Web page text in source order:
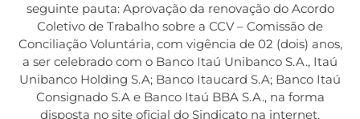
seguinte pauta: Aprovação da renovação do Acordo
Coletivo de Trabalho sobre a CCV – Comissão de
Conciliação Voluntária, com vigência de 02 (dois) anos,
a ser celebrado com o Banco Itaú Unibanco S.A., Itaú
Unibanco Holding S.A; Banco Itaucard S.A; Banco Itaú
Consignado S.A e Banco Itaú BBA S.A., na forma
disposta no site oficial do Sindicato na internet.